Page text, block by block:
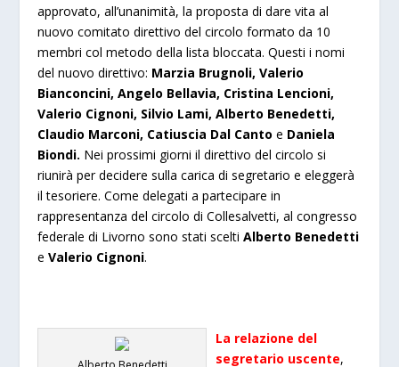
approvato, all’unanimità, la proposta di dare vita al
nuovo comitato direttivo del circolo formato da 10
membri col metodo della lista bloccata. Questi i nomi
del nuovo direttivo: Marzia Brugnoli, Valerio
Bianconcini, Angelo Bellavia, Cristina Lencioni,
Valerio Cignoni, Silvio Lami, Alberto Benedetti,
Claudio Marconi, Catiuscia Dal Cantoe Daniela
Biondi. Nei prossimi giorni il direttivo del circolo si
riunirà per decidere sulla carica di segretario e eleggerà
il tesoriere. Come delegati a partecipare in
rappresentanza del circolo di Collesalvetti, al congresso
federale di Livorno sono stati sceltiAlberto Benedetti
eValerio Cignoni.
La relazione del
segretario uscente,